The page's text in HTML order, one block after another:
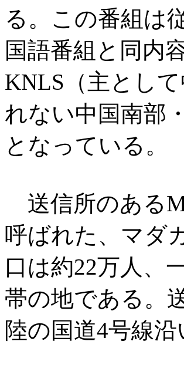
る。この番組は
国語番組と同内
KNLS（主とし
れない中国南部
となっている。
送信所のある
呼ばれた、マダ
口は約22万人、
帯の地である。
陸の国道4号線